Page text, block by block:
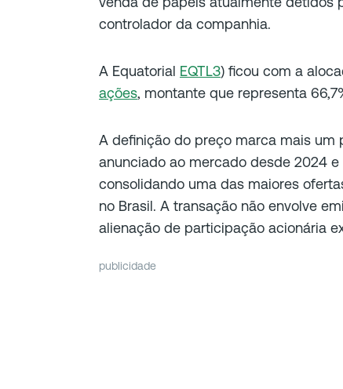
controlador da companhia.
A Equatorial EQTL3) ficou com a
ações, montante que representa
A definição do preço marca mais um
anunciado ao mercado desde 2024
consolidando uma das maiores
no Brasil. A transação não envolve
alienação de participação acionária
publicidade